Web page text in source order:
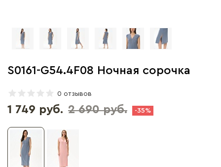
S0161-G54.4F08 Ночная сорочка
0 отзывов
1 749 руб. 2 690 руб. -35%